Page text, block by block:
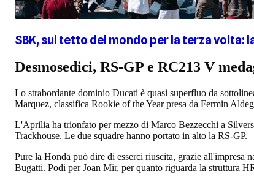
SBK, sul tetto del mondo per la terza
Desmosedici, RS-GP e RC213 V
Lo strabordante dominio Ducati è quasi superfluo da
Marquez, classifica Rookie of the Year presa da Fermin
L'Aprilia ha trionfato per mezzo di Marco Bezzecchi a
Trackhouse. Le due squadre hanno portato in alto la RS-GP.
Pure la Honda può dire di esserci riuscita, grazie all'impresa
Bugatti. Podi per Joan Mir, per quanto riguarda la struttura